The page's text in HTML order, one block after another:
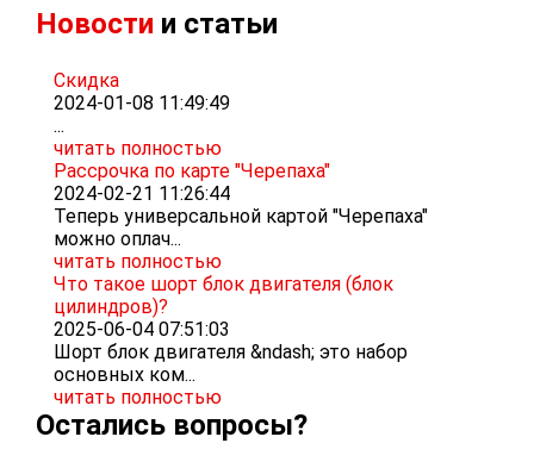
Новости и статьи
Скидка
2024-01-08 11:49:49
...
читать полностью
Рассрочка по карте "Черепаха"
2024-02-21 11:26:44
Теперь универсальной картой "Черепаха"
можно оплач...
читать полностью
Что такое шорт блок двигателя (блок
цилиндров)?
2025-06-04 07:51:03
Шорт блок двигателя &ndash; это набор
основных ком...
читать полностью
Остались вопросы?